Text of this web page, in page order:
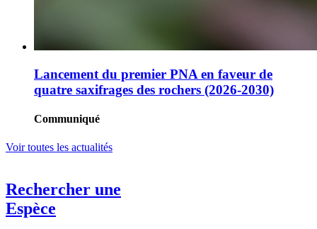
Lancement du premier PNA en faveur de
quatre saxifrages des rochers (2026-2030)
Communiqué
Voir toutes les actualités
Rechercher une
Espèce